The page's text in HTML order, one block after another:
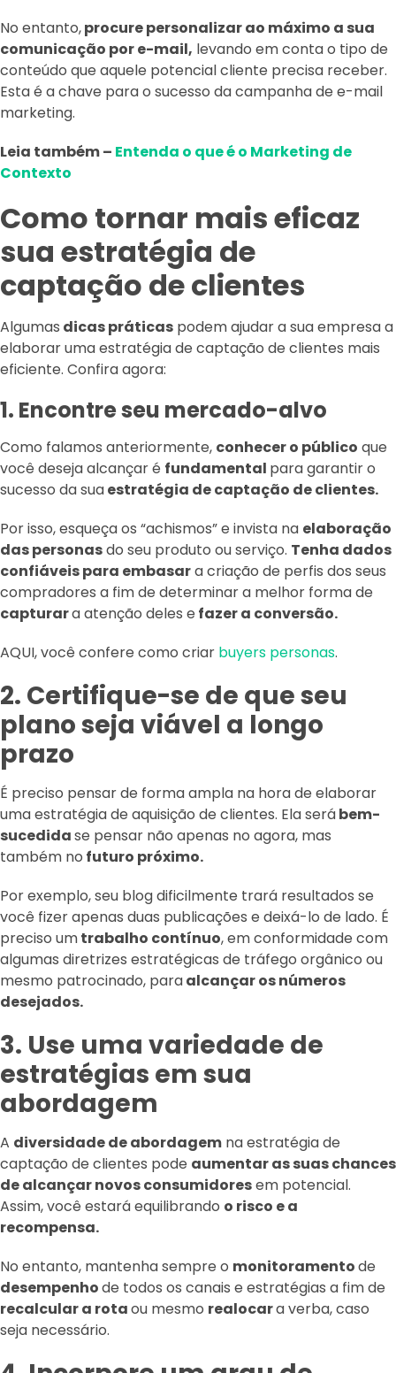
No entanto,procure personalizar ao máximo a sua
comunicação por e-mail, levando em conta o tipo de
conteúdo que aquele potencial cliente precisa receber.
Esta é a chave para o sucesso da campanha de e-mail
marketing.
Leia também – Entenda o que é o Marketing de
Contexto
Como tornar mais eficaz
sua estratégia de
captação de clientes
Algumas dicas práticas podem ajudar a sua empresa a
elaborar uma estratégia de captação de clientes mais
eficiente. Confira agora:
1. Encontre seu mercado-alvo
Como falamos anteriormente, conhecer o público que
você deseja alcançar é fundamental para garantir o
sucesso da suaestratégia de captação de clientes.
Por isso, esqueça os “achismos” e invista na elaboração
das personasdo seu produto ou serviço. Tenha dados
confiáveis para embasara criação de perfis dos seus
compradores a fim de determinar a melhor forma de
capturara atenção deles e fazer a conversão.
AQUI, você confere como criar buyers personas.
2. Certifique-se de que seu
plano seja viável a longo
prazo
É preciso pensar de forma ampla na hora de elaborar
uma estratégia de aquisição de clientes. Ela serábem-
sucedidase pensar não apenas no agora, mas
também no futuro próximo.
Por exemplo, seu blog dificilmente trará resultados se
você fizer apenas duas publicações e deixá-lo de lado. É
preciso umtrabalho contínuo, em conformidade com
algumas diretrizes estratégicas de tráfego orgânico ou
mesmo patrocinado, paraalcançar os números
desejados.
3. Use uma variedade de
estratégias em sua
abordagem
A diversidade de abordagem na estratégia de
captação de clientes pode aumentar as suas chances
de alcançar novos consumidoresem potencial.
Assim, você estará equilibrando o risco e a
recompensa.
No entanto, mantenha sempre o monitoramentode
desempenhode todos os canais e estratégias a fim de
recalcular a rotaou mesmo realocara verba, caso
seja necessário.